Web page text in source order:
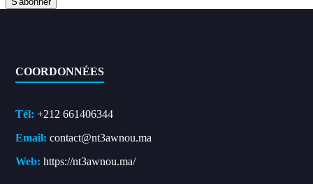
COORDONNÉES
Tél: +212 661406344
Email: contact@nt3awnou.ma
Web: https://nt3awnou.ma/